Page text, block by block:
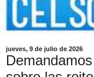
jueves, 9 de julio de 2026